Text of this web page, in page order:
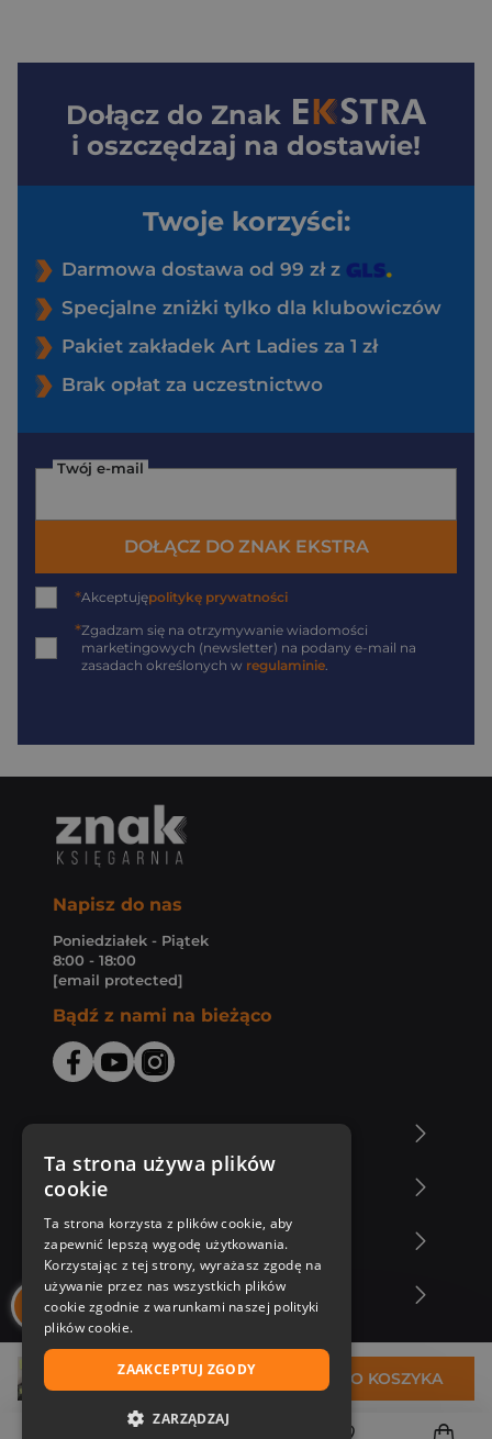
28,58 zł DO KOSZYKA
Dołącz do Znak
i oszczędzaj na dostawie!
Twoje korzyści:
Darmowa dostawa od 99 zł z
Specjalne zniżki tylko dla klubowiczów
Pakiet zakładek Art Ladies za 1 zł
Brak opłat za uczestnictwo
Twój e-mail
DOŁĄCZ DO ZNAK EKSTRA
*Akceptujępolitykę prywatności
*Zgadzam się na otrzymywanie wiadomości
marketingowych (newsletter) na podany e-mail na
zasadach określonych w regulaminie.
Napisz do nas
Poniedziałek - Piątek
8:00 - 18:00
[email protected]
Bądź z nami na bieżąco
Zakupy u nas
Nasza oferta
Nasi autorzy
Ta strona używa plików
cookie
Ta strona korzysta z plików cookie, aby
zapewnić lepszą wygodę użytkowania.
Korzystając z tej strony, wyrażasz zgodę na
używanie przez nas wszystkich plików
cookie zgodnie z warunkami naszej polityki
plików cookie.
ZAAKCEPTUJ ZGODY
ZARZĄDZAJ